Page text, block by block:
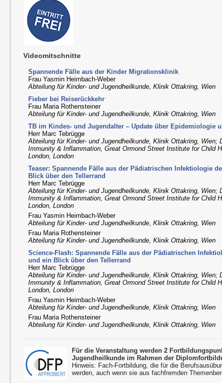
Videomitschnitte
Spannende Fälle aus der Kinder Migrationsklinik
Frau Yasmin Heimbach-Weber
Abteilung für Kinder- und Jugendheilkunde, Klinik Ottakring, Wien
Fieber bei Reiserückkehr
Frau Maria Rothensteiner
Abteilung für Kinder- und Jugendheilkunde, Klinik Ottakring, Wien
TB im Kindes- und Jugendalter – Update über Epidemiologie
Herr Marc Tebrügge
Abteilung für Kinder- und Jugendheilkunde, Klinik Ottakring, Wien;
Immunity & Inflammation, Great Ormond Street Institute for Child
London, London
Teaser: Spannende Fälle aus der Pädiatrischen Infektiologie
Blick über den Tellerrand
Herr Marc Tebrügge
Abteilung für Kinder- und Jugendheilkunde, Klinik Ottakring, Wien;
Immunity & Inflammation, Great Ormond Street Institute for Child
London, London
Frau Yasmin Heimbach-Weber
Abteilung für Kinder- und Jugendheilkunde, Klinik Ottakring, Wien
Frau Maria Rothensteiner
Abteilung für Kinder- und Jugendheilkunde, Klinik Ottakring, Wien
Science-Flash: Spannende Fälle aus der Pädiatrischen
und ein Blick über den Tellerrand
Herr Marc Tebrügge
Abteilung für Kinder- und Jugendheilkunde, Klinik Ottakring, Wien;
Immunity & Inflammation, Great Ormond Street Institute for Child
London, London
Frau Yasmin Heimbach-Weber
Abteilung für Kinder- und Jugendheilkunde, Klinik Ottakring, Wien
Frau Maria Rothensteiner
Abteilung für Kinder- und Jugendheilkunde, Klinik Ottakring, Wien
Für die Veranstaltung werden 2
Jugendheilkunde im Rahmen der
Hinweis: Fach-Fortbildung, die für die
werden, auch wenn sie aus fachfremden